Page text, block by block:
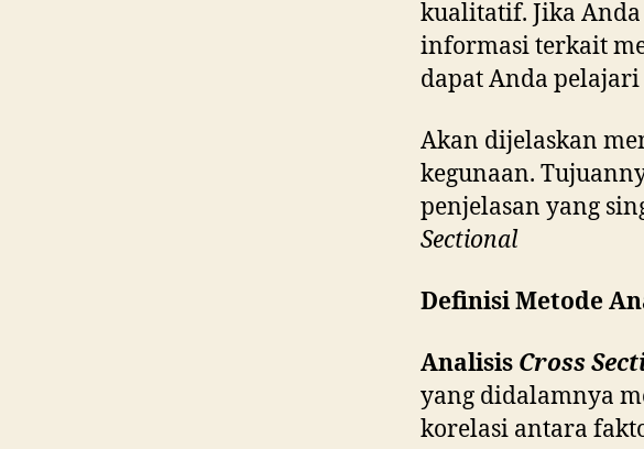
kualitatif. Jika
informasi terkait
dapat Anda
Akan dijelaskan
kegunaan.
penjelasan yang
Sectional
Definisi Metode
Analisis Cross
yang didalamnya
korelasi antara